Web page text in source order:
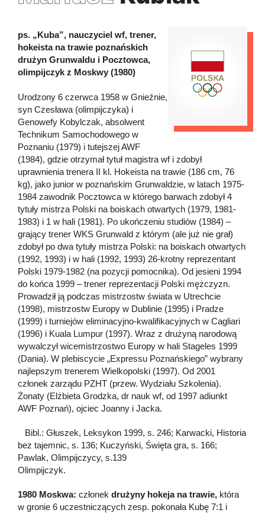
ps. „Kuba”, nauczyciel wf, trener,
hokeista na trawie poznańskich
drużyn Grunwaldu i Pocztowca,
olimpijczyk z Moskwy (1980)
Urodzony 6 czerwca 1958 w Gnieźnie,
syn Czesława (olimpijczyka) i
Genowefy Kobylczak, absolwent
Technikum Samochodowego w
Poznaniu (1979) i tutejszej AWF
(1984), gdzie otrzymał tytuł magistra wf i zdobył
uprawnienia trenera II kl. Hokeista na trawie (186 cm, 76
kg), jako junior w poznańskim Grunwaldzie, w latach 1975-
1984 zawodnik Pocztowca w którego barwach zdobył 4
tytuły mistrza Polski na boiskach otwartych (1979, 1981-
1983) i 1 w hali (1981). Po ukończeniu studiów (1984) –
grający trener WKS Grunwald z którym (ale już nie grał)
zdobył po dwa tytuły mistrza Polski: na boiskach otwartych
(1992, 1993) i w hali (1992, 1993) 26-krotny reprezentant
Polski 1979-1982 (na pozycji pomocnika). Od jesieni 1994
do końca 1999 – trener reprezentacji Polski mężczyzn.
Prowadził ją podczas mistrzostw świata w Utrechcie
(1998), mistrzostw Europy w Dublinie (1995) i Pradze
(1999) i turniejów eliminacyjno-kwalifikacyjnych w Cagliari
(1996) i Kuala Lumpur (1997). Wraz z drużyną narodową
wywalczył wicemistrzostwo Europy w hali Stageles 1999
(Dania). W plebiscycie „Expressu Poznańskiego” wybrany
najlepszym trenerem Wielkopolski (1997). Od 2001
członek zarządu PZHT (przew. Wydziału Szkolenia).
Żonaty (Elżbieta Grodzka, dr nauk wf, od 1997 adiunkt
AWF Poznań), ojciec Joanny i Jacka.
Bibl.: Głuszek, Leksykon 1999, s. 246; Karwacki, Historia
bez tajemnic, s. 136; Kuczyński, Święta gra, s. 166;
Pawlak, Olimpijczycy, s.139
Olimpijczyk.
1980 Moskwa: członek drużyny hokeja na trawie, która
w gronie 6 uczestniczących zesp. pokonała Kubę 7:1 i